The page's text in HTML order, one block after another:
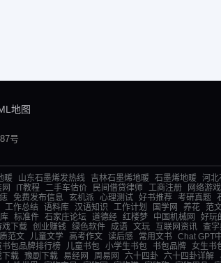
地图
号
暖 山东石墨烯发热线 吉林石墨烯地暖 石墨烯地暖 河北
IT教程 二手车估价 民间借贷律师 工商注册 网络游戏
免费发布信息 玄机派 心理测试 好书推荐 考研真题
工作总结 语料库 汉语知识 工作计划 国学网 养花 范
标准件 石家庄论坛 道德经 红楼梦 中国机械网 好玩
戏下载 创业赚钱 绿色软件 成语 文玩 互联网资讯 查
范文 儿童文学 高考作文 读后感 常用文书 Chat GPT
书包品牌排行榜 儿童书包 小学生书包 书包品牌 女生书
下载 豫剧下载 易经网 周易网 六十四卦 六十四卦详解